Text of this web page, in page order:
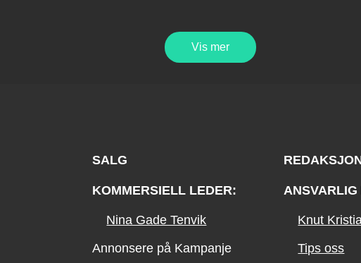
Vis mer
SALG
KOMMERSIELL LEDER:
Nina Gade Tenvik
Annonsere på Kampanje
Knut
Tips oss